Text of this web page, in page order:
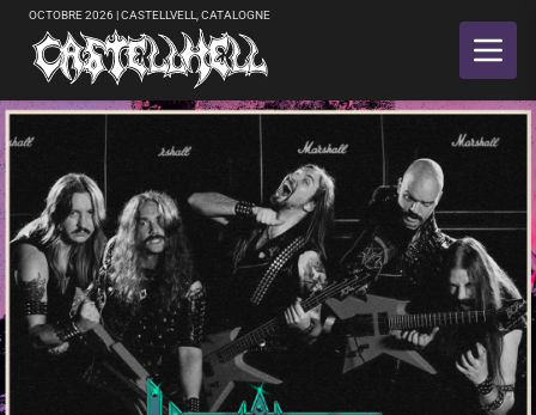
OCTOBRE 2026 | CASTELLVELL, CATALOGNE